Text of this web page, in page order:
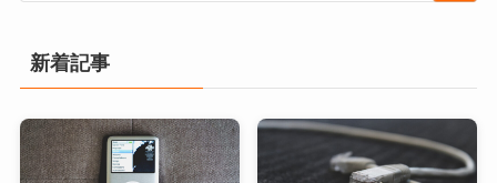
新着記事